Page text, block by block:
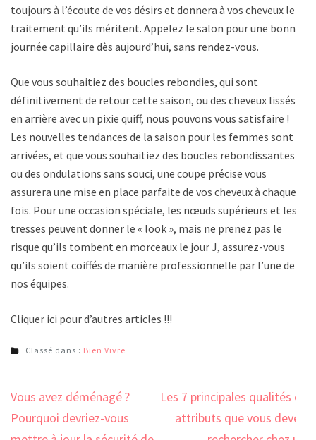
toujours à l’écoute de vos désirs et donnera à vos cheveux le
traitement qu’ils méritent. Appelez le salon pour une bonne
journée capillaire dès aujourd’hui, sans rendez-vous.
Que vous souhaitiez des boucles rebondies, qui sont
définitivement de retour cette saison, ou des cheveux lissés
en arrière avec un pixie quiff, nous pouvons vous satisfaire !
Les nouvelles tendances de la saison pour les femmes sont
arrivées, et que vous souhaitiez des boucles rebondissantes
ou des ondulations sans souci, une coupe précise vous
assurera une mise en place parfaite de vos cheveux à chaque
fois. Pour une occasion spéciale, les nœuds supérieurs et les
tresses peuvent donner le « look », mais ne prenez pas le
risque qu’ils tombent en morceaux le jour J, assurez-vous
qu’ils soient coiffés de manière professionnelle par l’une de
nos équipes.
Cliquer ici pour d’autres articles !!!
Classé dans : Bien Vivre
Navigation
de
Vous avez déménagé ?
Pourquoi devriez-vous
Les 7 principales qualités et
attributs que vous devez